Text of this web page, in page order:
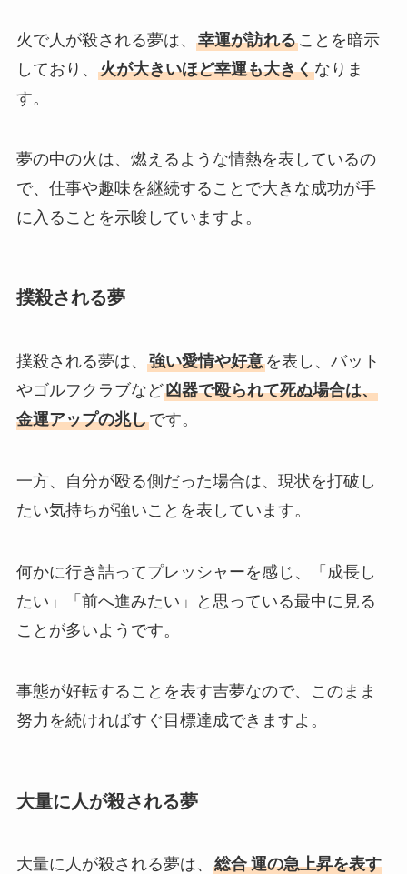
火で人が殺される夢は、 幸運が訪れることを暗示
しており、 火が大きいほど幸運も大きくなりま
す。
夢の中の火は、燃えるような情熱を表しているの
で、仕事や趣味を継続することで大きな成功が手
に入ることを示唆していますよ。
撲殺される夢
撲殺される夢は、 強い愛情や好意を表し、バット
やゴルフクラブなど凶器で殴られて死ぬ場合は、
金運アップの兆しです。
一方、自分が殴る側だった場合は、現状を打破し
たい気持ちが強いことを表しています。
何かに行き詰ってプレッシャーを感じ、「成長し
たい」「前へ進みたい」と思っている最中に見る
ことが多いようです。
事態が好転することを表す吉夢なので、このまま
努力を続ければすぐ目標達成できますよ。
大量に人が殺される夢
大量に人が殺される夢は、 総合 運の急上昇を表す